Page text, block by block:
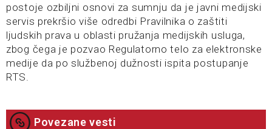
postoje ozbiljni osnovi za sumnju da je javni medijski
servis prekršio više odredbi Pravilnika o zaštiti
ljudskih prava u oblasti pružanja medijskih usluga,
zbog čega je pozvao Regulatorno telo za elektronske
medije da po službenoj dužnosti ispita postupanje
RTS.
Povezane vesti